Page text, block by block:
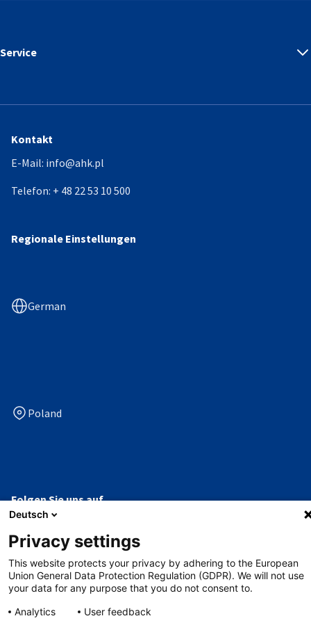
Service
Kontakt
E-Mail: info@ahk.pl
Telefon: + 48 22 53 10 500
Regionale Einstellungen
German
Poland
Folgen Sie uns auf
facebooklinkedin
Datenschutzerklärung
Deutsch
Privacy settings
This website protects your privacy by adhering to the European
Union General Data Protection Regulation (GDPR). We will not use
your data for any purpose that you do not consent to.
Analytics
User feedback